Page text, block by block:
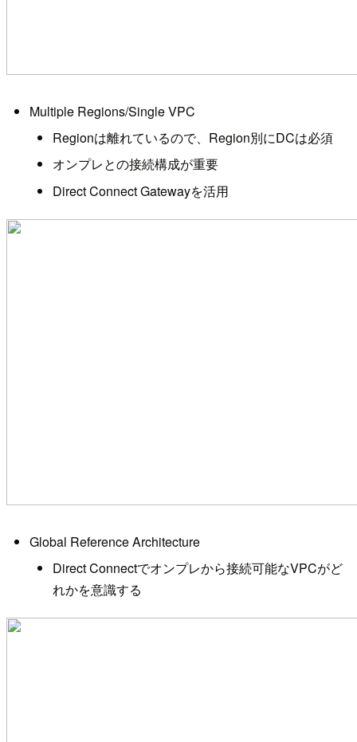
Multiple Regions/Single VPC
Regionは離れているので、Region別にDCは必須
オンプレとの接続構成が重要
Direct Connect Gatewayを活用
Global Reference Architecture
Direct Connectでオンプレから接続可能なVPCがど
れかを意識する